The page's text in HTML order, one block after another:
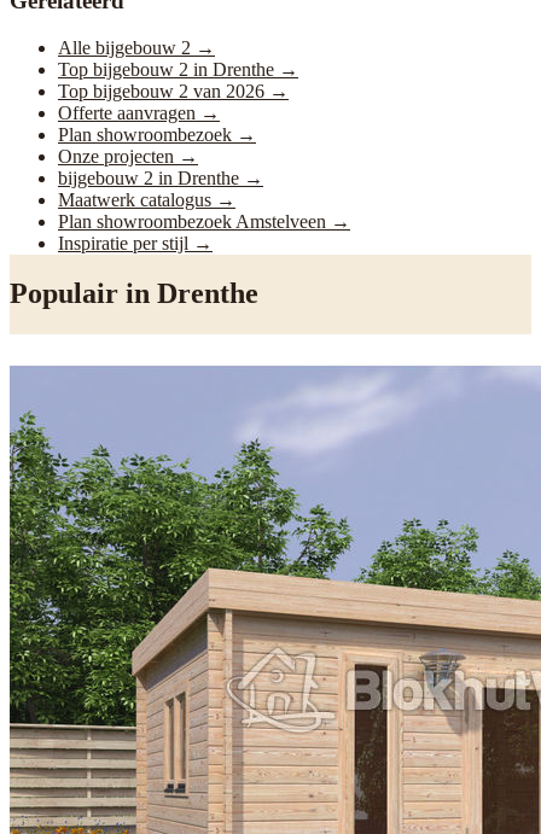
Alle bijgebouw 2 →
Top bijgebouw 2 in Drenthe →
Top bijgebouw 2 van 2026 →
Offerte aanvragen →
Plan showroombezoek →
Onze projecten →
bijgebouw 2 in Drenthe →
Maatwerk catalogus →
Plan showroombezoek Amstelveen →
Inspiratie per stijl →
Populair in Drenthe